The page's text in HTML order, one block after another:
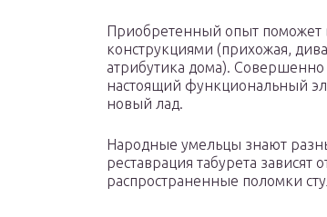
Приобретенный опыт поможет
конструкциями (прихожая,
атрибутика дома).
настоящий функциональный
новый лад.
Народные умельцы знают
реставрация табурета
распространенные поломки